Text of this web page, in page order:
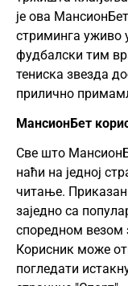
је ова
стриминга уживо
фудбалски тим
тениска звезда
прилично
МансионБет
Све што
наћи на једној
читање.
заједно са
споредном везом
Корисник може
погледати